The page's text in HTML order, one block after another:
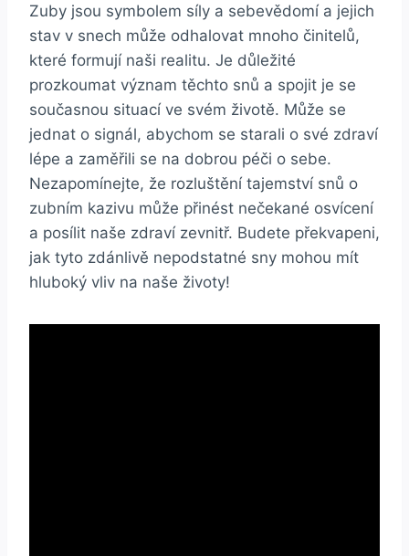
Zuby jsou ⁣symbolem ​síly a ⁣sebevědomí a ‌jejich
stav v snech⁢ může odhalovat mnoho ⁤činitelů,
které‌ formují naši realitu. Je důležité
prozkoumat význam těchto snů a spojit je se
současnou situací ve svém životě.⁣ Může​ se
jednat‍ o signál,‌ abychom se starali o​ své zdraví
lépe a zaměřili ⁣se na dobrou péči‌ o sebe.
Nezapomínejte, že ​rozluštění tajemství⁢ snů⁣ o
⁤zubním kazivu může‌ přinést​ nečekané osvícení
a posílit naše zdraví zevnitř. Budete⁣ překvapeni,
jak tyto zdánlivě nepodstatné sny mohou mít
⁢hluboký ‍vliv na naše ⁣životy!